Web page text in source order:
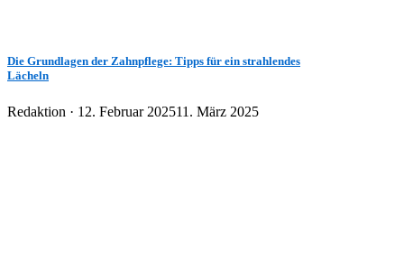
Die Grundlagen der Zahnpflege: Tipps für ein strahlendes
Lächeln
Redaktion · Veröffentlicht
12. Februar 202511. März 2025